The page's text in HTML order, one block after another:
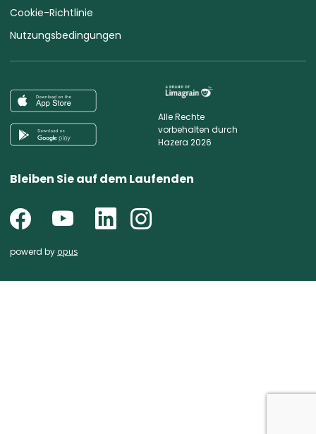
Cookie-Richtlinie
Nutzungsbedingungen
Alle Rechte
vorbehalten durch
Hazera 2026
Bleiben Sie auf dem Laufenden
powerd by opus